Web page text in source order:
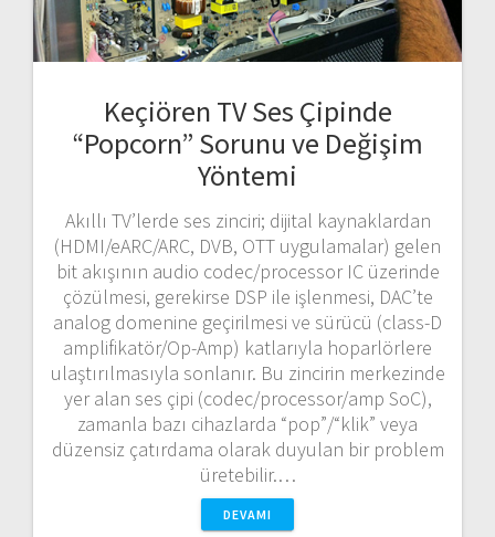
Keçiören TV Ses Çipinde
“Popcorn” Sorunu ve Değişim
Yöntemi
Akıllı TV’lerde ses zinciri; dijital kaynaklardan
(HDMI/eARC/ARC, DVB, OTT uygulamalar) gelen
bit akışının audio codec/processor IC üzerinde
çözülmesi, gerekirse DSP ile işlenmesi, DAC’te
analog domenine geçirilmesi ve sürücü (class-D
amplifikatör/Op-Amp) katlarıyla hoparlörlere
ulaştırılmasıyla sonlanır. Bu zincirin merkezinde
yer alan ses çipi (codec/processor/amp SoC),
zamanla bazı cihazlarda “pop”/“klik” veya
düzensiz çatırdama olarak duyulan bir problem
üretebilir.…
DEVAMI